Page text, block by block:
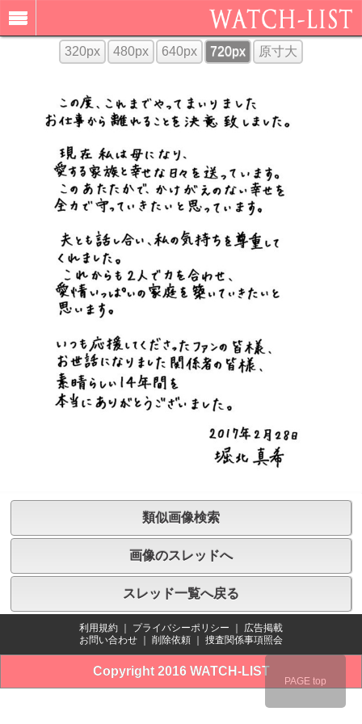
320px 480px 640px 720px 原寸大
類似画像検索
画像のスレッドへ
スレッド一覧へ戻る
利用規約 プライバシーポリシー
広告掲載
お問い合わせ
削除依頼 捜査関係事項照会
Copyright 2016 WATCH-LIST
PAGE top